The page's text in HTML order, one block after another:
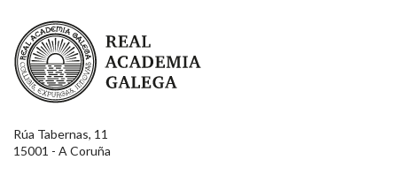
Real Academia Galega
Rúa Tabernas, 11
15001 - A Coruña